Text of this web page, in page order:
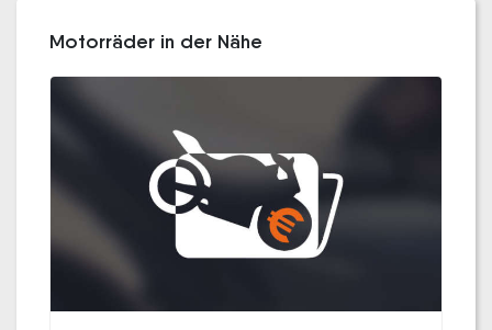
Motorräder in der Nähe